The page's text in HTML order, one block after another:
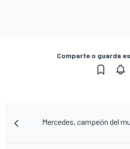
Comparte o guarda
Mercedes, campeón del